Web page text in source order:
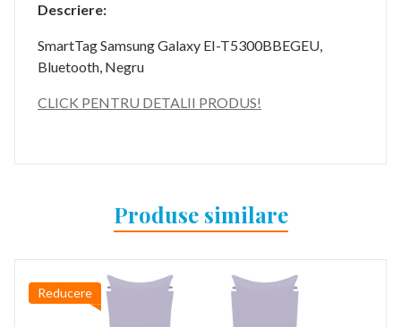
Descriere:
SmartTag Samsung Galaxy EI-T5300BBEGEU,
Bluetooth, Negru
CLICK PENTRU DETALII PRODUS!
Produse similare
Reducere